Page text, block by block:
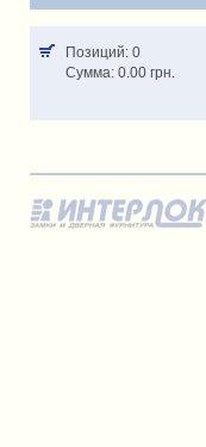
Позиций: 0
Cумма: 0.00 грн.